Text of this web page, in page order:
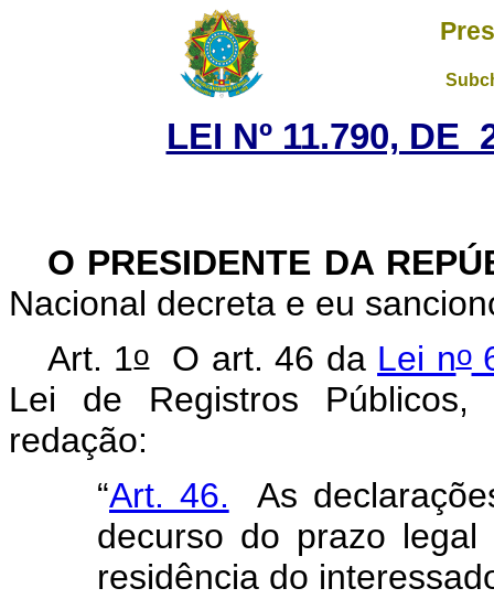
LEI Nº 11.790, DE
O PRESIDENTE DA
Nacional decreta e eu
Art. 1oO art. 46 da Lei no
Lei de Registros
redação:
“Art. 46. As
decurso do prazo
residência do